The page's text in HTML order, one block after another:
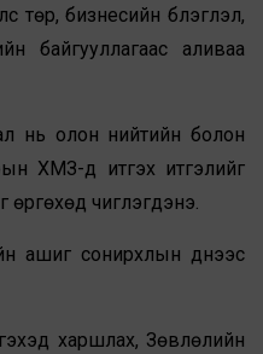
төр, бизнесийн бүлэглэл,
байгууллагаас аливаа
нь олон нийтийн болон
ХМЗ-д итгэх итгэлийг
өргөхөд чиглэгдэнэ.
ашиг сонирхлын үүднээс
харшлах, Зөвлөлийн